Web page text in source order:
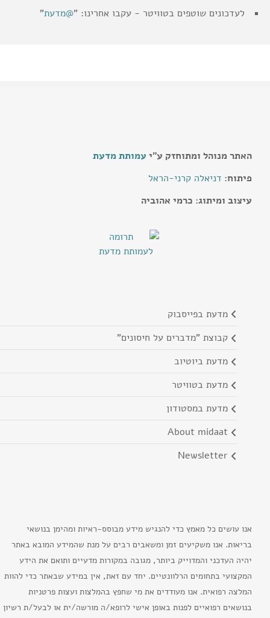
לעדכונים שוטפים בטוויטר - עקבו אחרינו: "@מדעת"
האתר מנוהל ומתוחזק ע"י עמותת מדעת
פיתוח: דניאלה קרני-הראל
עיצוב ומיתוג: כרמי אהוביה
מדעת בפייסבוק
קבוצת "מדברים על חיסונים"
מדעת ביוטיוב
מדעת בטוויטר
מדעת במסטודון
about midaat
newsletter
אנו עושים כל מאמץ כדי להנגיש מידע מבוסס-ראיות ומהימן בנושאי
בריאות. אנו משקיעים זמן ומשאבים רבים על מנת שהמידע המובא באתר
יהיה העדכני והמדוייק ביותר, מגובה במקורות מדעיים ותואם את הידע
המקצועי בתחומים הרלוונטיים. יחד עם זאת, אין במידע שבאתר כדי להוות
המלצה רפואית. אנו מעודדים את מי שחפץ בהמלצות ועצות פרטניות
בנושאים רפואיים לפנות באופן אישי לרופא/ה מורשה/ית או לבעל/ת רשיון